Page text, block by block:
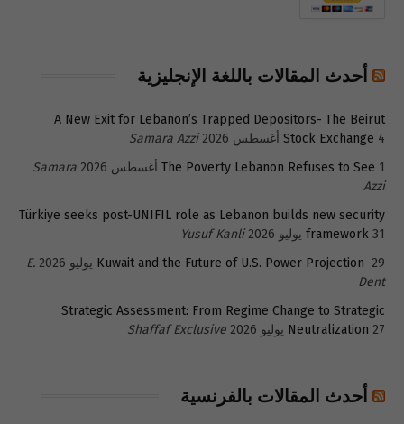
أحدث المقالات باللغة الإنجليزية
A New Exit for Lebanon’s Trapped Depositors- The Beirut
Stock Exchange 4 أغسطس 2026
Samara Azzi
The Poverty Lebanon Refuses to See 1 أغسطس 2026
Samara
Azzi
Türkiye seeks post-UNIFIL role as Lebanon builds new security
framework 31 يوليو 2026
Yusuf Kanli
Kuwait and the Future of U.S. Power Projection 29 يوليو 2026
E.
Dent
Strategic Assessment: From Regime Change to Strategic
Neutralization 27 يوليو 2026 Shaffaf Exclusive
أحدث المقالات بالفرنسية